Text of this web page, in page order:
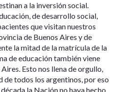
a la inversión social.
de desarrollo social,
que visitan nuestros
de Buenos Aires y de
la mitad de la matrícula de la
de educación también viene
Esto nos llena de orgullo,
de todos los argentinos, por eso
la Nación no haya hecho